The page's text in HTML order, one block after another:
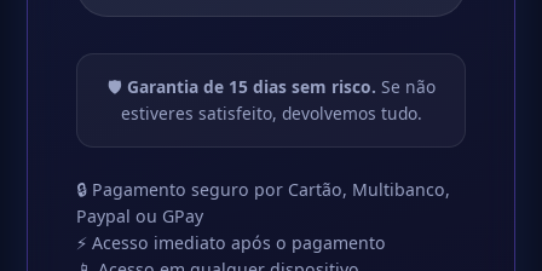
🛡 Garantia de 15 dias sem risco. Se não
estiveres satisfeito, devolvemos tudo.
🔒 Pagamento seguro por Cartão, Multibanco,
Paypal ou GPay
⚡ Acesso imediato após o pagamento